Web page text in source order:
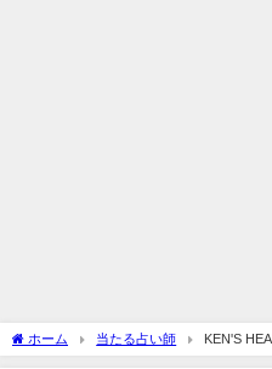
ホーム 当たる占い師
KEN'S
の？ケンダチェス先生のプロフィールや